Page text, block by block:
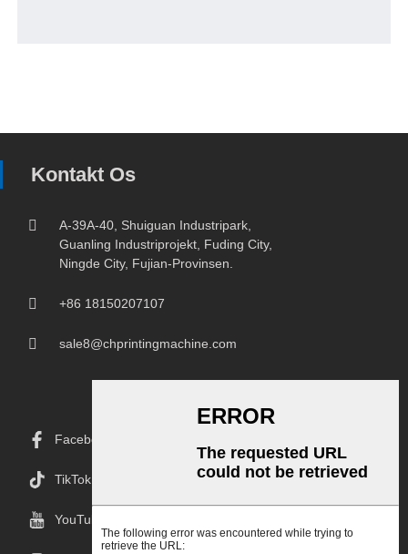
Kontakt Os
A-39A-40, Shuiguan Industripark,
Guanling Industriprojekt, Fuding City,
Ningde City, Fujian-Provinsen.
+86 18150207107
sale8@chprintingmachine.com
Facebook
TikTok
YouTube